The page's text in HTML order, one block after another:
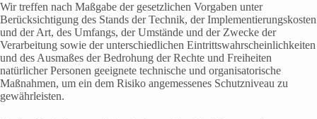
Wir treffen nach Maßgabe der gesetzlichen Vorgaben unter
Berücksichtigung des Stands der Technik, der Implementierungskosten
und der Art, des Umfangs, der Umstände und der Zwecke der
Verarbeitung sowie der unterschiedlichen Eintrittswahrscheinlichkeiten
und des Ausmaßes der Bedrohung der Rechte und Freiheiten
natürlicher Personen geeignete technische und organisatorische
Maßnahmen, um ein dem Risiko angemessenes Schutzniveau zu
gewährleisten.